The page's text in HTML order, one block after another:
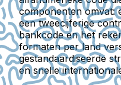
componenten omvat:
een tweecijferige
bankcode en het
formaten per land
gestandaardiseerde
en snelle